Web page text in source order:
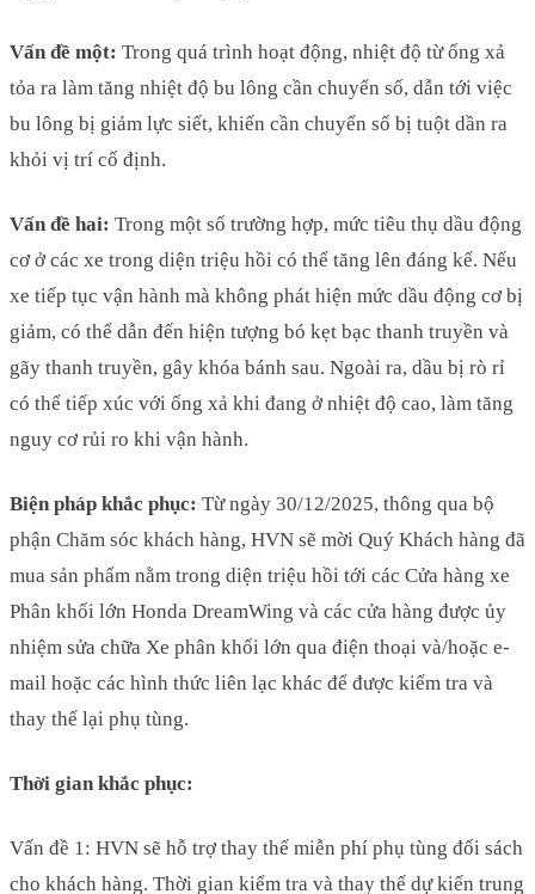
Vấn đề một: Trong quá trình hoạt động, nhiệt độ từ ống xả
tỏa ra làm tăng nhiệt độ bu lông cần chuyển số, dẫn tới việc
bu lông bị giảm lực siết, khiến cần chuyển số bị tuột dần ra
khỏi vị trí cố định.
Vấn đề hai: Trong một số trường hợp, mức tiêu thụ dầu động
cơ ở các xe trong diện triệu hồi có thể tăng lên đáng kể. Nếu
xe tiếp tục vận hành mà không phát hiện mức dầu động cơ bị
giảm, có thể dẫn đến hiện tượng bó kẹt bạc thanh truyền và
gãy thanh truyền, gây khóa bánh sau. Ngoài ra, dầu bị rò rỉ
có thể tiếp xúc với ống xả khi đang ở nhiệt độ cao, làm tăng
nguy cơ rủi ro khi vận hành.
Biện pháp khắc phục: Từ ngày 30/12/2025, thông qua bộ
phận Chăm sóc khách hàng, HVN sẽ mời Quý Khách hàng đã
mua sản phẩm nằm trong diện triệu hồi tới các Cửa hàng xe
Phân khối lớn Honda DreamWing và các cửa hàng được ủy
nhiệm sửa chữa Xe phân khối lớn qua điện thoại và/hoặc e-
mail hoặc các hình thức liên lạc khác để được kiểm tra và
thay thế lại phụ tùng.
Thời gian khắc phục:
Vấn đề 1: HVN sẽ hỗ trợ thay thế miễn phí phụ tùng đối sách
cho khách hàng. Thời gian kiểm tra và thay thế dự kiến trung